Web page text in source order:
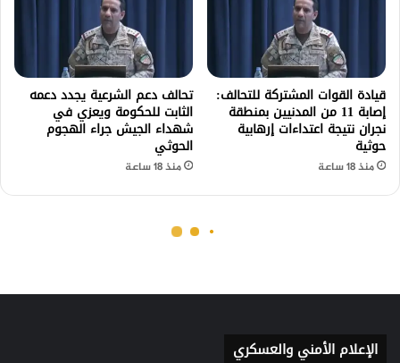
الإعلام الأمني والعسكري